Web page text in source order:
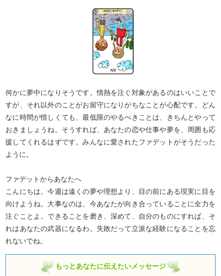
は、どの物語の登場人物かしら？
何かに夢中になりそうです。情熱を注ぐ対象があるのはいいことで
すが、それ以外のことがお留守になりがちなことが心配です。どん
なに時間が惜しくても、最低限のやるべきことは、きちんとやって
おきましょうね。そうすれば、あなたの恋や仕事や夢を、周囲も応
援してくれるはずです。みんなに愛されたファデットがそうだった
ように。
ファデットからあなたへ
こんにちは。今週は遠くの夢や理想より、目の前にある現実に目を
向けようね。大事なのは、今あなたが向き合っていることに全力を
注ぐことよ。できることを磨き、深めて、自分のものにすれば、そ
れはあなたの武器になるわ。失敗だって立派な経験になることを忘
れないでね。
もっとあなたに伝えたいメッセージ